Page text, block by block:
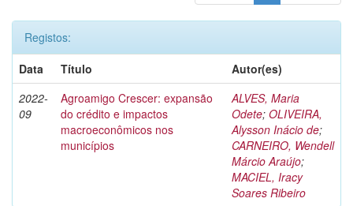
Registos:
Data
Título
Autor(es)
2022-
09
Agroamigo Crescer: expansão
do crédito e impactos
macroeconômicos nos
municípios
ALVES, Maria
Odete; OLIVEIRA,
Alysson Inácio de;
CARNEIRO, Wendell
Márcio Araújo;
MACIEL, Iracy
Soares Ribeiro